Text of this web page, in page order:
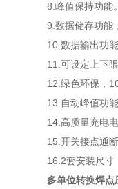
8.峰值保持功能
9.数据储存功能
10.数据输出功
11.可设定上下
12.绿色环保，
13.自动峰值功
14.高质量充电
15.开关接点通
16.2套安装尺寸
多单位转换焊